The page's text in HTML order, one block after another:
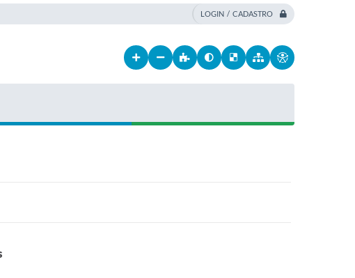
LOGIN / CADASTRO